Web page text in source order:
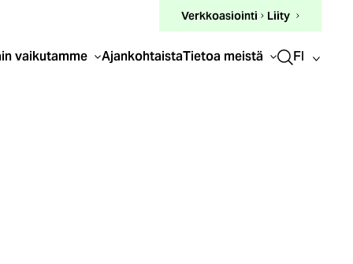
Verkkoasiointi (ulkoinen
linkki)
Liity
vaikutamme AjankohtaistaTietoa meistä FI